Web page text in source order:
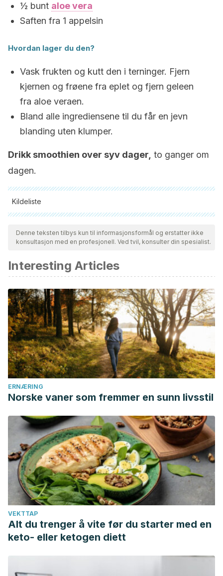
½ bunt aloe vera
Saften fra 1 appelsin
Hvordan lager du den?
Vask frukten og kutt den i terninger. Fjern
kjernen og frøene fra eplet og fjern geleen
fra aloe veraen.
Bland alle ingrediensene til du får en jevn
blanding uten klumper.
Drikk smoothien over syv dager, to ganger om
dagen.
Kildeliste
Alle siterte kilder ble grundig gjennomgått av teamet vårt for å
sikre deres kvalitet, pålitelighet, aktualitet og validitet.
Bibliografien i denne artikkelen ble betraktet som pålitelig og
Farid Hossain, M. (2015). Nutritional Value and Medicinal
Benefits of Pineapple.International Journal of Nutrition and
Food Sciences . https://doi.org/10.11648/j.ijnfs.20150401.22
Denne teksten tilbys kun til informasjonsformål og erstatter ikke
konsultasjon med en profesjonell. Ved tvil, konsulter din spesialist.
Interesting Articles
ERNÆRING
Norske vaner som fremmer en sunn livsstil
VEKTTAP
Alt du trenger å vite før du starter med en
keto- eller ketogen diett